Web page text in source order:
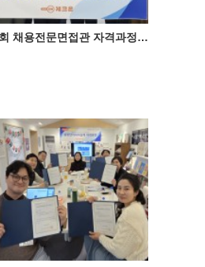
제11회 채용전문면접관 자격과정 성료 ♥